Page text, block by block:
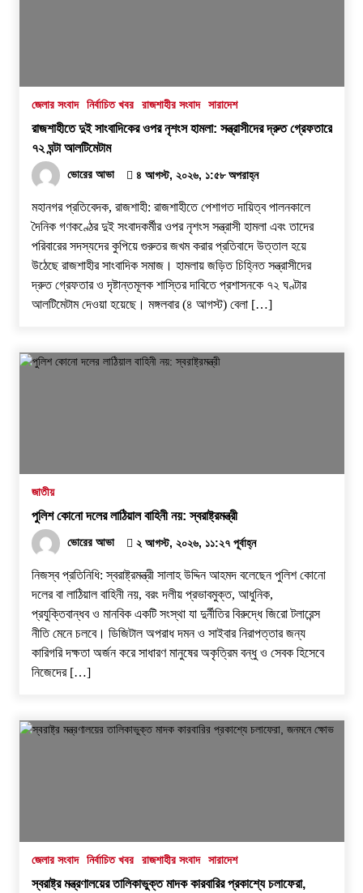
জেলার সংবাদ নির্বাচিত খবর রাজশাহীর সংবাদ সারাদেশ
রাজশাহীতে দুই সাংবাদিকের ওপর নৃশংস হামলা: সন্ত্রাসীদের দ্রুত গ্রেফতারে
৭২ ঘন্টা আলটিমেটাম
ভোরের আভা ৪ আগস্ট, ২০২৬, ১:৫৮ অপরাহ্ন
​মহানগর প্রতিবেদক, রাজশাহী: রাজশাহীতে পেশাগত দায়িত্ব পালনকালে
দৈনিক গণকণ্ঠের দুই সংবাদকর্মীর ওপর নৃশংস সন্ত্রাসী হামলা এবং তাদের
পরিবারের সদস্যদের কুপিয়ে গুরুতর জখম করার প্রতিবাদে উত্তাল হয়ে
উঠেছে রাজশাহীর সাংবাদিক সমাজ। হামলায় জড়িত চিহ্নিত সন্ত্রাসীদের
দ্রুত গ্রেফতার ও দৃষ্টান্তমূলক শাস্তির দাবিতে প্রশাসনকে ৭২ ঘণ্টার
আলটিমেটাম দেওয়া হয়েছে। ​মঙ্গলবার (৪ আগস্ট) বেলা […]
জাতীয়
পুলিশ কোনো দলের লাঠিয়াল বাহিনী নয়: স্বরাষ্ট্রমন্ত্রী
ভোরের আভা ২ আগস্ট, ২০২৬, ১১:২৭ পূর্বাহ্ন
নিজস্ব প্রতিনিধি: স্বরাষ্ট্রমন্ত্রী সালাহ উদ্দিন আহমদ বলেছেন পুলিশ কোনো
দলের বা লাঠিয়াল বাহিনী নয়, বরং দলীয় প্রভাবমুক্ত, আধুনিক,
প্রযুক্তিবান্ধব ও মানবিক একটি সংস্থা যা দুর্নীতির বিরুদ্ধে জিরো টলারেন্স
নীতি মেনে চলবে। ডিজিটাল অপরাধ দমন ও সাইবার নিরাপত্তার জন্য
কারিগরি দক্ষতা অর্জন করে সাধারণ মানুষের অকৃত্রিম বন্ধু ও সেবক হিসেবে
নিজেদের […]
জেলার সংবাদ নির্বাচিত খবর রাজশাহীর সংবাদ সারাদেশ
স্বরাষ্ট্র মন্ত্রণালয়ের তালিকাভুক্ত মাদক কারবারির প্রকাশ্যে চলাফেরা,